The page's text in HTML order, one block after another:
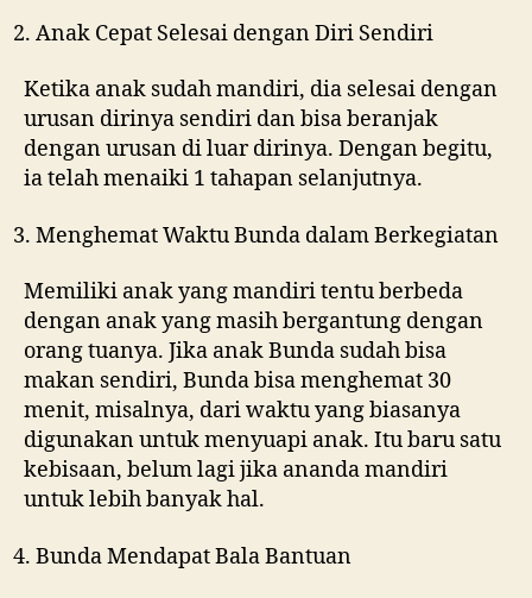
Anak Cepat Selesai dengan Diri Sendiri
Ketika anak sudah mandiri, dia selesai dengan
urusan dirinya sendiri dan bisa beranjak
dengan urusan di luar dirinya. Dengan begitu,
ia telah menaiki 1 tahapan selanjutnya.
Menghemat Waktu Bunda dalam Berkegiatan
Memiliki anak yang mandiri tentu berbeda
dengan anak yang masih bergantung dengan
orang tuanya. Jika anak Bunda sudah bisa
makan sendiri, Bunda bisa menghemat 30
menit, misalnya, dari waktu yang biasanya
digunakan untuk menyuapi anak. Itu baru satu
kebisaan, belum lagi jika ananda mandiri
untuk lebih banyak hal.
Bunda Mendapat Bala Bantuan